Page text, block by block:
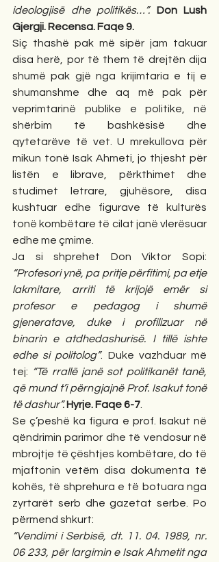
ideologjisë dhe politikës…”.
Don Lush
Gjergji. Recensa. Faqe 9.
Siç thashë pak më sipër jam takuar
disa herë, por të them të drejtën dija
shumë pak gjë nga krijimtaria e tij e
shumanshme dhe aq më pak për
veprimtarinë publike e politike, në
shërbim të bashkësisë dhe
qytetarëve të vet. U mrekullova për
mikun tonë Isak Ahmeti, jo thjesht për
listën e librave, përkthimet dhe
studimet letrare, gjuhësore, disa
kushtuar edhe figurave të kulturës
tonë kombëtare të cilat janë vlerësuar
edhe me çmime.
“Profesori ynë, pa pritje përfitimi, pa etje
lakmitare, arriti të krijojë emër si
profesor e pedagog i shumë
gjeneratave, duke i profilizuar në
binarin e atdhedashurisë. I tillë ishte
edhe si politolog”. Duke vazhduar më
tej: “Të rrallë janë sot politikanët tanë,
që mund t’i përngjajnë Prof. Isakut tonë
të dashur”. Hyrje. Faqe 6-7
Se ç’peshë ka figura e prof. Isakut në
qëndrimin parimor dhe të vendosur në
mbrojtje të çështjes kombëtare, do të
mjaftonin vetëm disa dokumenta të
kohës, të shprehura e të botuara nga
zyrtarët serb dhe gazetat serbe. Po
përmend shkurt:
“Vendimi i Serbisë, dt. 11. 04. 1989, nr.
06 233, për largimin e Isak Ahmetit nga